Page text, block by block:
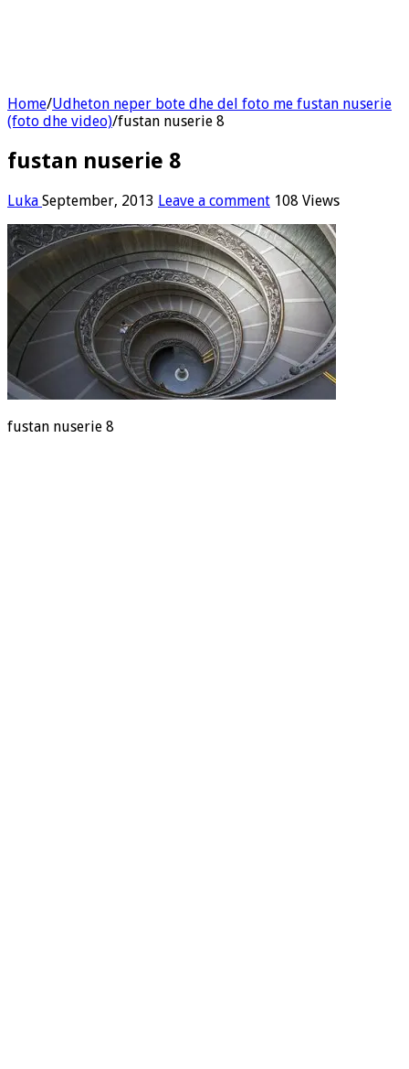
Home/Udheton neper bote dhe del foto me fustan nuserie
(foto dhe video)/fustan nuserie 8
fustan nuserie 8
Luka September, 2013 Leave a comment 108 Views
fustan nuserie 8